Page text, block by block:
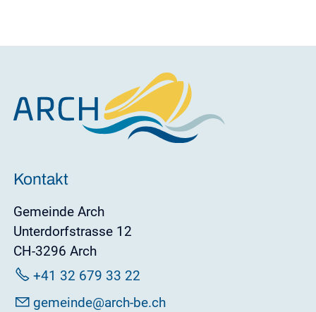
Kontakt
Gemeinde Arch
Unterdorfstrasse 12
CH-3296 Arch
+41 32 679 33 22
g m nd rch-b
ch